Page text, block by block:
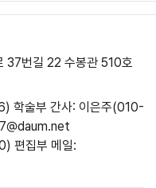
37번길 22 수봉관 510호
학술부 간사: 이은주(010-
편집부 메일: